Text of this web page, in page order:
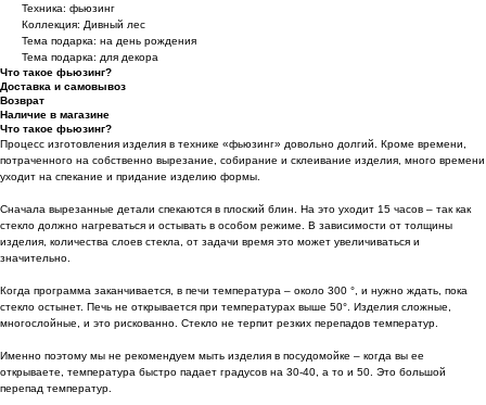
Техника: фьюзинг
Коллекция: Дивный лес
Тема подарка: на день рождения
Тема подарка: для декора
Что такое фьюзинг?
Доставка и самовывоз
Возврат
Наличие в магазине
Что такое фьюзинг?
Процесс изготовления изделия в технике «фьюзинг» довольно долгий. Кроме времени,
потраченного на собственно вырезание, собирание и склеивание изделия, много времени
уходит на спекание и придание изделию формы.
Сначала вырезанные детали спекаются в плоский блин. На это уходит 15 часов – так как
стекло должно нагреваться и остывать в особом режиме. В зависимости от толщины
изделия, количества слоев стекла, от задачи время это может увеличиваться и
значительно.
Когда программа заканчивается, в печи температура – около 300 °, и нужно ждать, пока
стекло остынет. Печь не открывается при температурах выше 50°. Изделия сложные,
многослойные, и это рискованно. Стекло не терпит резких перепадов температур.
Именно поэтому мы не рекомендуем мыть изделия в посудомойке – когда вы ее
открываете, температура быстро падает градусов на 30-40, а то и 50. Это большой
перепад температур.